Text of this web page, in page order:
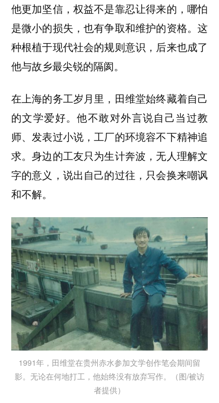
他更加坚信，权益不是靠忍让得来的，哪怕
是微小的损失，也有争取和维护的资格。这
种根植于现代社会的规则意识，后来也成了
他与故乡最尖锐的隔阂。
在上海的务工岁月里，田维堂始终藏着自己
的文学爱好。他不敢对外言说自己当过教
师、发表过小说，工厂的环境容不下精神追
求。身边的工友只为生计奔波，无人理解文
字的意义，说出自己的过往，只会换来嘲讽
和不解。
1991年，田维堂在贵州赤水参加文学创作笔会期间留
影。无论在何地打工，他始终没有放弃写作。（图/被访
者提供）